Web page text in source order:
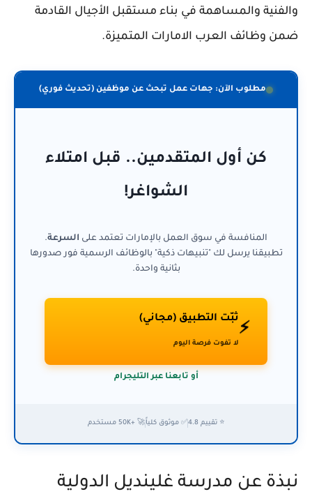
والفنية والمساهمة في بناء مستقبل الأجيال القادمة
ضمن وظائف العرب الامارات المتميزة.
مطلوب الآن: جهات عمل تبحث عن موظفين (تحديث فوري)
كن أول المتقدمين.. قبل امتلاء
الشواغر!
المنافسة في سوق العمل بالإمارات تعتمد على السرعة.
تطبيقنا يرسل لك "تنبيهات ذكية" بالوظائف الرسمية فور صدورها
بثانية واحدة.
⚡
ثبّت التطبيق (مجاني)
لا تفوت فرصة اليوم
أو تابعنا عبر التليجرام
⭐ تقييم 4.8 ✅ موثوق كلياً 🚀 +50K مستخدم
نبذة عن مدرسة غلينديل الدولية